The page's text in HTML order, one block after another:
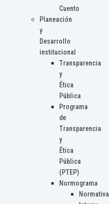
Cuento
Planeación
y
Desarrollo
institucional
Transparencia
y
Ética
Pública
Programa
de
Transparencia
y
Ética
Pública
(PTEP)
Normograma
Normativa